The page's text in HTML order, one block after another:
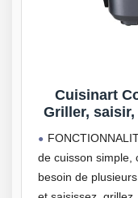
Cuisinart
Griller,
Empilables,
de cuisson simple,
besoin de